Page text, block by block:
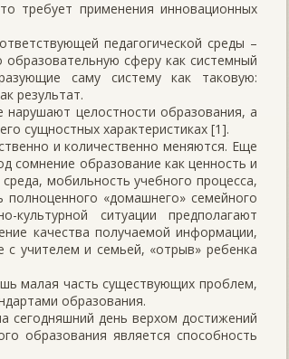
требует применения инновационных
педагогической среды –
сферу как системный
саму систему как таковую:
результат.
нарушают целостности образования, а
сущностных характеристиках [1].
и количественно меняются. Еще
сомнение образование как ценность и
мобильность учебного процесса,
«домашнего» семейного
ситуации предполагают
качества получаемой информации,
учителем и семьей, «отрыв» ребенка
малая часть существующих проблем,
образования.
сегодняшний день верхом достижений
образования является способность